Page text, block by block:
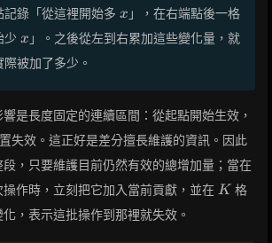
錄「從這裡開始多 x
x 」，在右端點後一格
少 x
x 」。之後從左到右累加這些變化量，就
被加了多少。
是長度固定的連續區間：從起點開始生效，
失效。這正好是差分擅長維護的資訊。因此
，只要維護目前仍然有效的總增加量；當在
作時，立刻把它加入當前貢獻，並在 K
K 格
，表示這批操作到那裡就失效。